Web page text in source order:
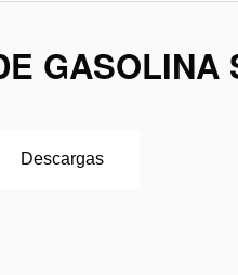
GASOLINA
Descargas